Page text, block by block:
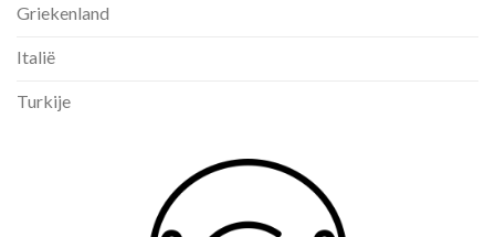
Griekenland
Italië
Turkije